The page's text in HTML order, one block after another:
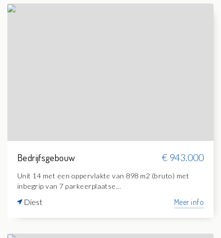
Bedrijfsgebouw € 943.000
Unit 14 met een oppervlakte van 898 m2 (bruto) met
inbegrip van 7 parkeerplaatse...
Diest Meer info